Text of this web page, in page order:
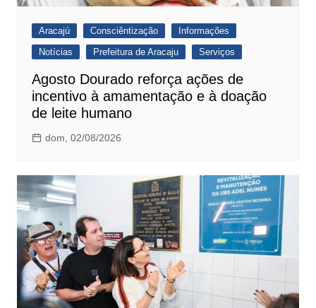
Aracajú Consciêntização
Informações
Notícias
Prefeitura de Aracaju Serviços
Agosto Dourado reforça ações de
incentivo à amamentação e à doação
de leite humano
dom, 02/08/2026